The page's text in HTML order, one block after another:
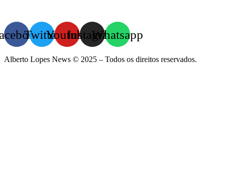
TwitterYoutubeInstagramWhatsapp
Alberto Lopes News © 2025 – Todos os direitos reservados.